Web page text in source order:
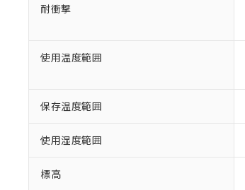
耐衝撃
使用温度範囲
保存温度範囲
使用湿度範囲
標高